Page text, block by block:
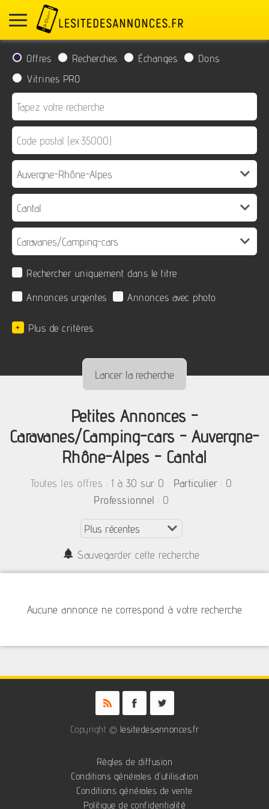
Offres Recherches Échanges
Dons
Vitrines PRO
Rechercher uniquement dans le titre
Annonces urgentes
Annonces avec photo
+ Plus de critères
Petites Annonces -
Caravanes/Camping-cars - Auvergne-
Rhône-Alpes - Cantal
Toutes les offres : 1 à 30 sur 0 Particulier : 0
Professionnel : 0
Sauvegarder cette recherche
Aucune annonce ne correspond à votre recherche
Copyright © lesitedesannonces.fr
Règles de diffusion
Conditions générales d'utilisation
Conditions générales de vente
Politique de confidentialité